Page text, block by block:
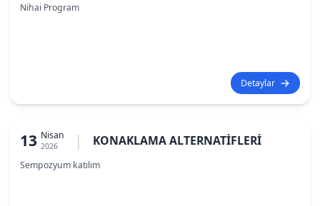
Nihai Program
Detaylar
13 Nisan
2026 | KONAKLAMA ALTERNATİFLERİ
Sempozyum katılım